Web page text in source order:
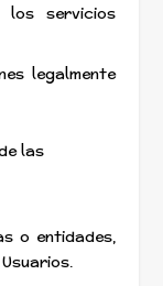
servicios
legalmente
las
o entidades,